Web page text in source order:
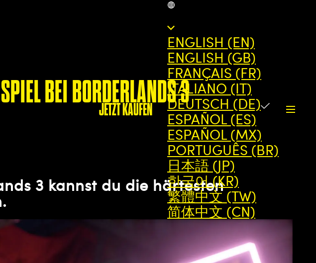
JETZT KAUFEN
ENGLISH (EN)
ENGLISH (GB)
FRANÇAIS (FR)
ITALIANO (IT)
DEUTSCH (DE)
ESPAÑOL (ES)
ESPAÑOL (MX)
PORTUGUÊS (BR)
日本語 (JP)
한국어 (KR)
繁體中文 (TW)
简体中文 (CN)
BEI BORDERLANDS 3
3 kannst du die härtesten